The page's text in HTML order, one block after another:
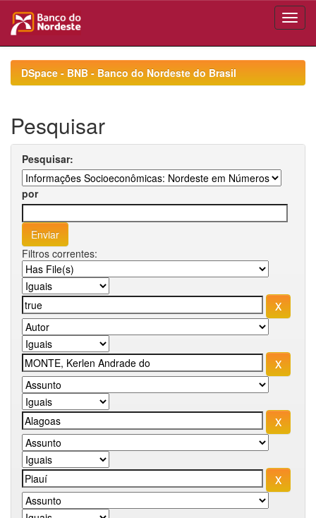
navigationDSpace - BNB - Banco do Nordeste do Brasil
Pesquisar
Pesquisar:
por
Filtros correntes: